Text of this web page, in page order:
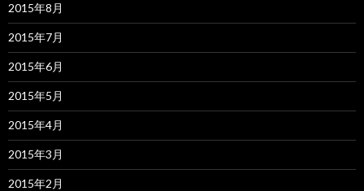
2015年8月
2015年7月
2015年6月
2015年5月
2015年4月
2015年3月
2015年2月